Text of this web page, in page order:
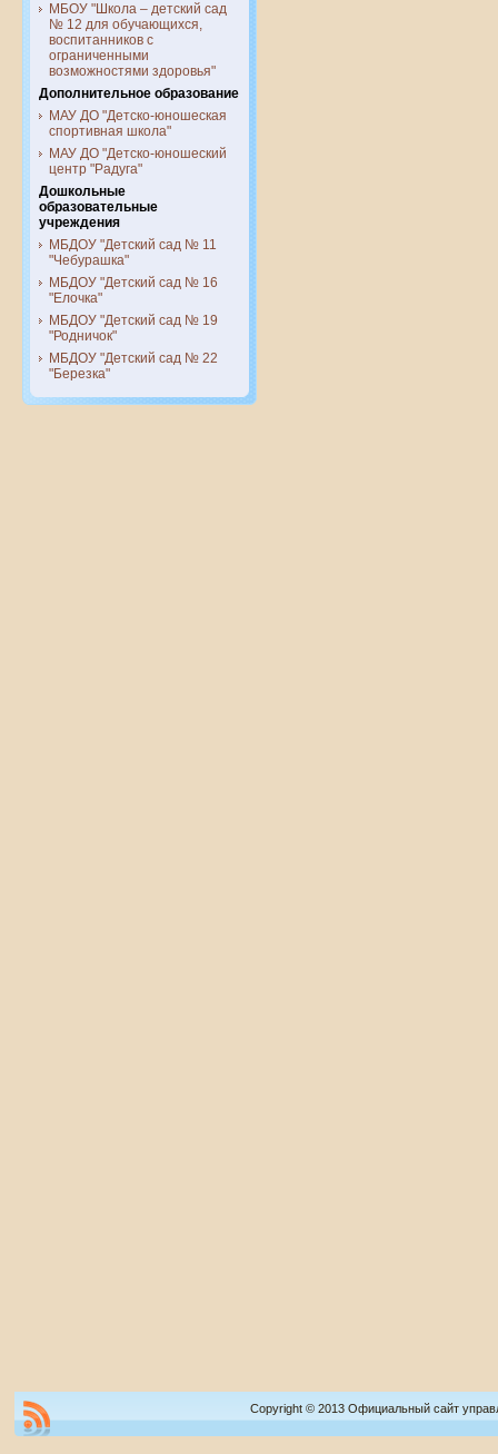
МБОУ "Школа – детский сад
№ 12 для обучающихся,
воспитанников с
ограниченными
возможностями здоровья"
Дополнительное образование
МАУ ДО "Детско-юношеская
спортивная школа"
МАУ ДО "Детско-юношеский
центр "Радуга"
Дошкольные
образовательные
учреждения
МБДОУ "Детский сад № 11
"Чебурашка"
МБДОУ "Детский сад № 16
"Елочка"
МБДОУ "Детский сад № 19
"Родничок"
МБДОУ "Детский сад № 22
"Березка"
Copyright © 2013 Официальный сайт